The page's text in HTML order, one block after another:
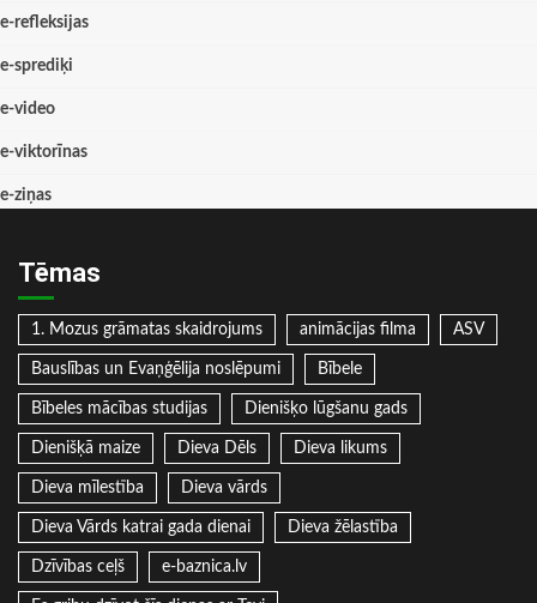
e-refleksijas
e-sprediķi
e-video
e-viktorīnas
e-ziņas
Tēmas
1. Mozus grāmatas skaidrojums animācijas filma ASV
Bauslības un Evaņģēlija noslēpumi Bībele
Bībeles mācības studijas Dienišķo lūgšanu gads
Dienišķā maize Dieva Dēls Dieva likums
Dieva mīlestība Dieva vārds
Dieva Vārds katrai gada dienai Dieva žēlastība
Dzīvības ceļš e-baznica.lv